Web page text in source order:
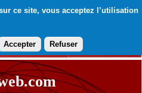
ce site, vous acceptez l’utilisation
Accepter Refuser